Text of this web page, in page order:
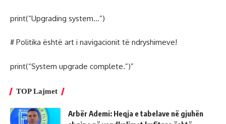
print(“Upgrading system…”)
# Politika është art i navigacionit të ndryshimeve!
print(“System upgrade complete.”)”
TOP Lajmet
Arbër Ademi: Heqja e tabelave në gjuhën